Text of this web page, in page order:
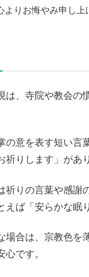
よりお悔やみ申し上
は、寺院や教会の
の意を表す短い言
祈りします」があ
祈りの言葉や感謝
えば「安らかな眠
場合は、宗教色を
心です。